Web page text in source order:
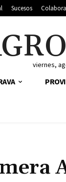
Sucesos
viernes,